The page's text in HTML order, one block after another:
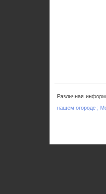
Различная
нашем огороде ;